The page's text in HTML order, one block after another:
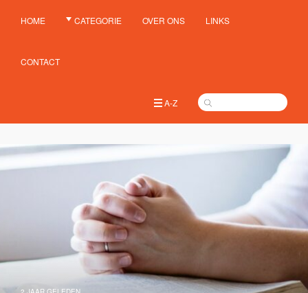
HOME CATEGORIE OVER ONS LINKS
CONTACT
A-Z